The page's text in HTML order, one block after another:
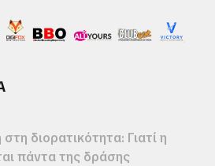
διορατικότητα: Γιατί η
πάντα της δράσης